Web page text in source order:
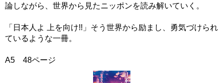
論しながら、世界から見たニッポンを読み解いていく。
「日本人よ 上を向け!!」そう世界から励まし、勇気づけられ
ているような一冊。
A5 48ページ